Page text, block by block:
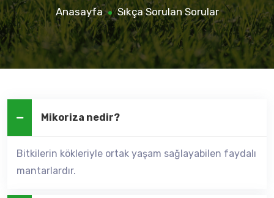
Anasayfa Sıkça Sorulan Sorular
Mikoriza nedir?
Bitkilerin kökleriyle ortak yaşam sağlayabilen faydalı
mantarlardır.